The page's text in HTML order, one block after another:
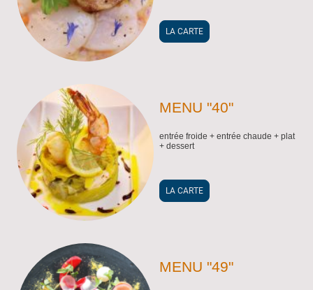
LA CARTE
MENU "40"
entrée froide + entrée chaude + plat
+ dessert
LA CARTE
MENU "49"